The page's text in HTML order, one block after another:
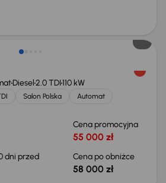
Diesel2.0 TDI110 kW
Salon Polska
Automat
Cena promocyjna
55 000 zł
dni przed
Cena po obniżce
58 000 zł